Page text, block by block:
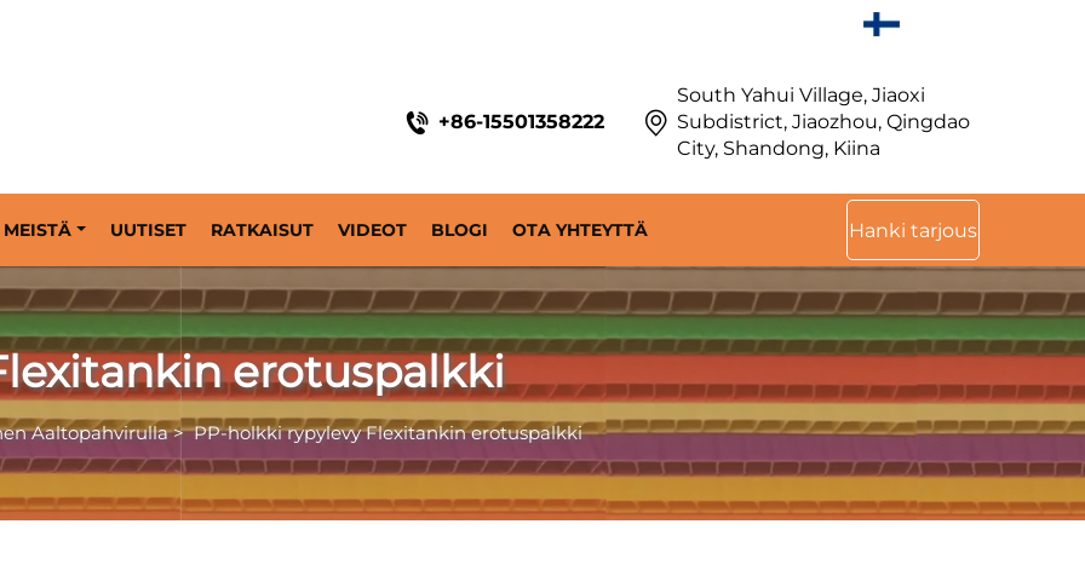
+86-15501358222
South Yahui Village, Jiaoxi
Subdistrict, Jiaozhou, Qingdao
City, Shandong, Kiina
MEISTÄ UUTISET RATKAISUT VIDEOT BLOGI OTA YHTEYTTÄ Hanki tarjous
erotuspalkki
Aaltopahvirulla>PP-holkki rypylevy Flexitankin erotuspalkki